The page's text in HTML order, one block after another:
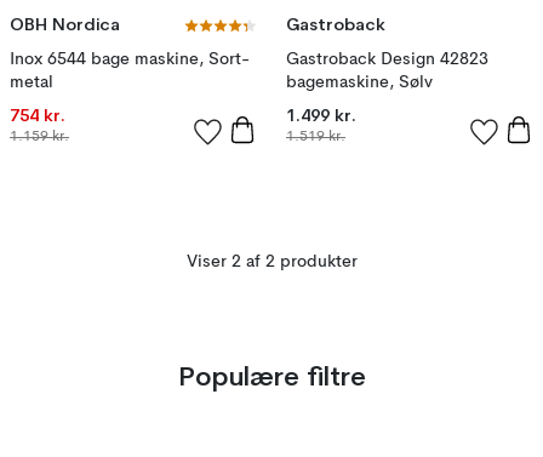
OBH Nordica
Inox 6544 bage maskine, Sort-
metal
754 kr.
1.159 kr.
Gastroback
Gastroback Design 42823
bagemaskine, Sølv
1.499 kr.
1.519 kr.
Viser 2 af 2 produkter
Populære filtre